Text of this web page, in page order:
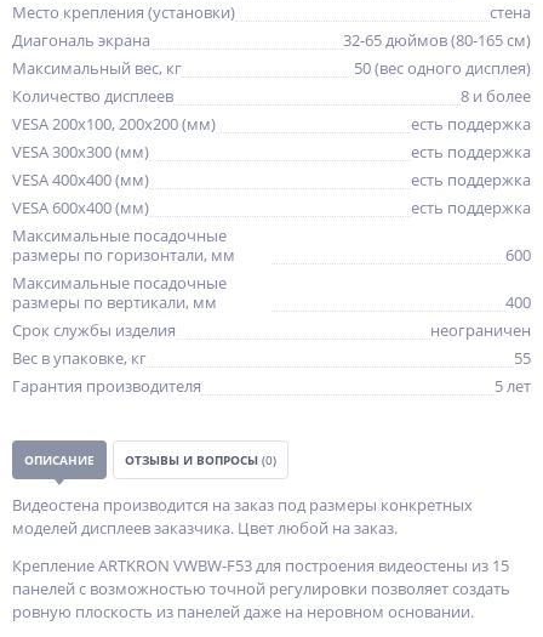
Место крепления (установки)
стена
Диагональ экрана
32-65 дюймов (80-165 см)
Максимальный вес, кг
50 (вес одного дисплея)
Количество дисплеев
8 и более
VESA 200x100, 200x200 (мм)
есть поддержка
VESA 300x300 (мм)
есть поддержка
VESA 400x400 (мм)
есть поддержка
VESA 600x400 (мм)
есть поддержка
Максимальные посадочные
размеры по горизонтали, мм
600
Максимальные посадочные
размеры по вертикали, мм
400
Срок службы изделия
неограничен
Вес в упаковке, кг
55
Гарантия производителя
5 лет
ОПИСАНИЕ ОТЗЫВЫ И ВОПРОСЫ (0)
Видеостена производится на заказ под размеры конкретных
моделей дисплеев заказчика. Цвет любой на заказ.
Крепление ARTKRON VWBW-F53 для построения видеостены из 15
панелей с возможностью точной регулировки позволяет создать
ровную плоскость из панелей даже на неровном основании.